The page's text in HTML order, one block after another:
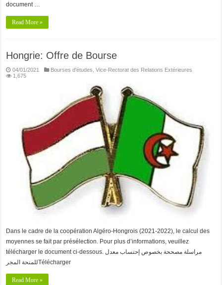
document …
Read More »
Hongrie: Offre de Bourse
04/01/2021 Bourses d'études ,Vice-Rectorat des Relations Extérieures
1,675
Dans le cadre de la coopération Algéro-Hongrois (2021-2022), le calcul des
moyennes se fait par présélection. Pour plus d’informations, veuillez
télécharger le document ci-dessous. مراسلة مصححة بخصوص إحتساب معدل
للمنحة المجرTélécharger
Read More »